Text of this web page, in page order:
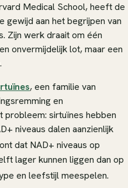
Medical School, heeft de
gewijd aan het begrijpen van
Zijn werk draait om één
onvermijdelijk lot, maar een
, een familie van
en
probleem: sirtuïnes hebben
niveaus dalen aanzienlijk
dat NAD+ niveaus op
lager kunnen liggen dan op
en leefstijl meespelen.